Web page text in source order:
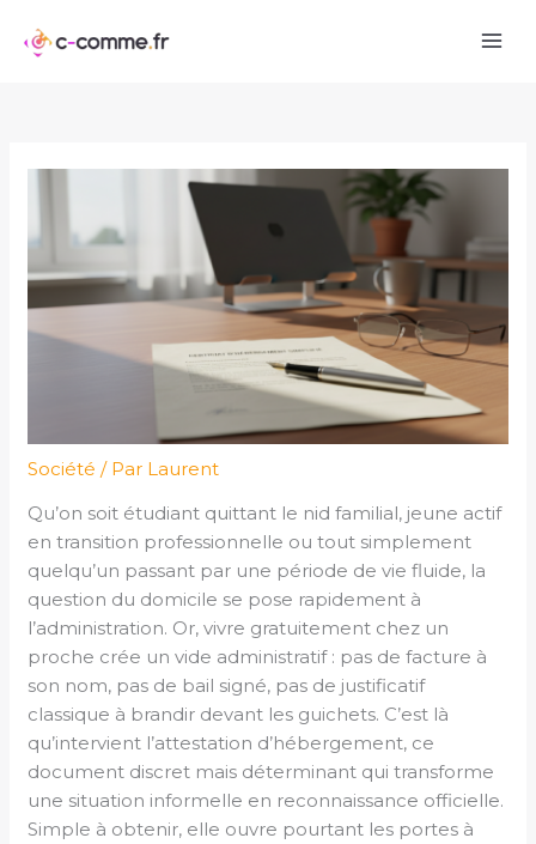
Société / Par Laurent
Qu’on soit étudiant quittant le nid familial, jeune actif
en transition professionnelle ou tout simplement
quelqu’un passant par une période de vie fluide, la
question du domicile se pose rapidement à
l’administration. Or, vivre gratuitement chez un
proche crée un vide administratif : pas de facture à
son nom, pas de bail signé, pas de justificatif
classique à brandir devant les guichets. C’est là
qu’intervient l’attestation d’hébergement, ce
document discret mais déterminant qui transforme
une situation informelle en reconnaissance officielle.
Simple à obtenir, elle ouvre pourtant les portes à